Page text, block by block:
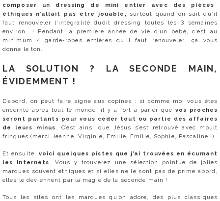
composer un dressing de mini entier avec des pièces
éthiques n’allait pas être jouable, surtout quand on sait qu’il
faut renouveler l’intégralité dudit dressing toutes les 3 semaines
environ… ! Pendant la première année de vie d’un bébé, c’est au
minimum 4 garde-robes entières qu’il faut renouveler… ça vous
donne le ton.
LA SOLUTION ? LA SECONDE MAIN,
ÉVIDEMMENT !
D’abord, on peut faire signe aux copines : si comme moi vous êtes
enceinte après tout le monde, il y a fort à parier quevos proches
seront partants pour vous céder tout ou partie des affaires
de leurs minus. C’est ainsi que Jésus s’est retrouvé avec moult
fringues (merci Jeanne, Virginie, Emilie, Emilie, Sophie, Pascaline !).
Et ensuite, voici quelques pistes que j’ai trouvées en écumant
les internets . Vous y trouverez une sélection pointue de jolies
marques souvent éthiques et si elles ne le sont pas de prime abord,
elles le deviennent par la magie de la seconde main !
Tous les sites ont les marques qu’on adore, des plus classiques